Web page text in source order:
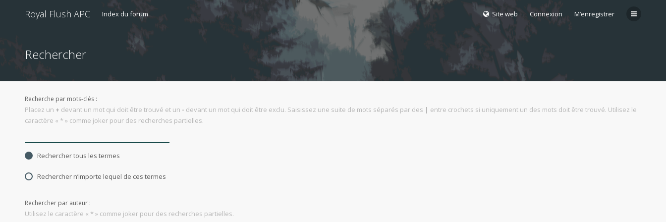
Royal Flush APC Site web Connexion M’enregistrer
Index du forum
Rechercher
Recherche par mots-clés :
Placez un + devant un mot qui doit être trouvé et un - devant un mot qui doit être exclu. Saisissez une suite de mots séparés par des | entre crochets si uniquement un des mots doit être trouvé. Utilisez le
caractère « * » comme joker pour des recherches partielles.
Rechercher tous les termes
Rechercher n’importe lequel de ces termes
Rechercher par auteur :
Utilisez le caractère « * » comme joker pour des recherches partielles.